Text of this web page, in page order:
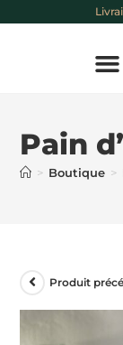
Pain
> Boutique >
Produit